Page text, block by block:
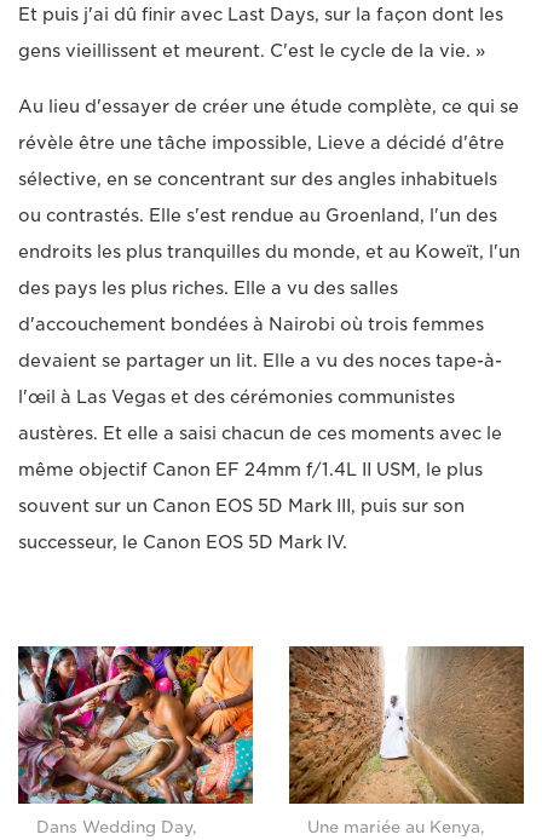
Et puis j'ai dû finir avec Last Days, sur la façon dont les
gens vieillissent et meurent. C'est le cycle de la vie. »
Au lieu d'essayer de créer une étude complète, ce qui se
révèle être une tâche impossible, Lieve a décidé d'être
sélective, en se concentrant sur des angles inhabituels
ou contrastés. Elle s'est rendue au Groenland, l'un des
endroits les plus tranquilles du monde, et au Koweït, l'un
des pays les plus riches. Elle a vu des salles
d'accouchement bondées à Nairobi où trois femmes
devaient se partager un lit. Elle a vu des noces tape-à-
l'œil à Las Vegas et des cérémonies communistes
austères. Et elle a saisi chacun de ces moments avec le
même objectif Canon EF 24mm f/1.4L II USM, le plus
souvent sur un Canon EOS 5D Mark III, puis sur son
successeur, le Canon EOS 5D Mark IV.
Dans Wedding Day,
Une mariée au Kenya,